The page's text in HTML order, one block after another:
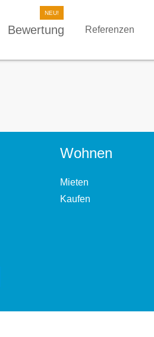
Bewertung Referenzen
Wohnen
Mieten
Kaufen